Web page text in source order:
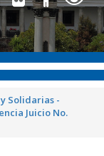
Solidarias -
Juicio No.